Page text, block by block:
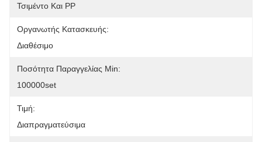
Τσιμέντο Και PP
Οργανωτής Κατασκευής:
Διαθέσιμο
Ποσότητα Παραγγελίας Min:
100000set
Τιμή:
Διαπραγματεύσιμα